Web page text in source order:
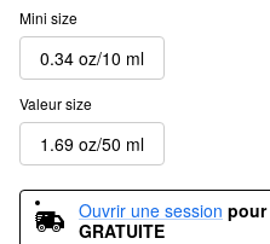
Mini size
0.34 oz/10 ml
Valeur size
1.69 oz/50 ml
Ouvrir une session pour
GRATUITE